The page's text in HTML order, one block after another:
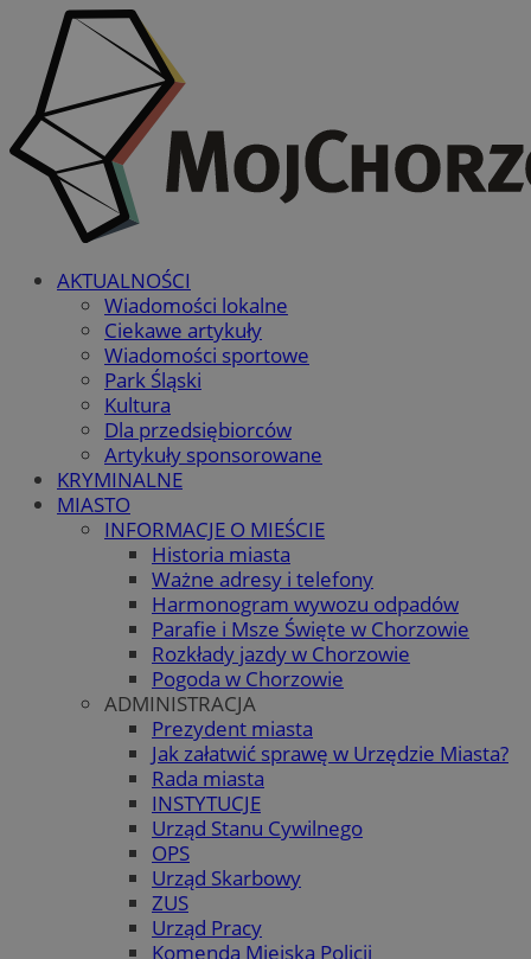
AKTUALNOŚCI
Wiadomości lokalne
Ciekawe artykuły
Wiadomości sportowe
Park Śląski
Kultura
Dla przedsiębiorców
Artykuły sponsorowane
KRYMINALNE
MIASTO
INFORMACJE O MIEŚCIE
Historia miasta
Ważne adresy i telefony
Harmonogram wywozu odpadów
Parafie i Msze Święte w Chorzowie
Rozkłady jazdy w Chorzowie
Pogoda w Chorzowie
ADMINISTRACJA
Prezydent miasta
Jak załatwić sprawę w Urzędzie Miasta?
Rada miasta
INSTYTUCJE
Urząd Stanu Cywilnego
OPS
Urząd Skarbowy
ZUS
Urząd Pracy
Komenda Miejska Policji